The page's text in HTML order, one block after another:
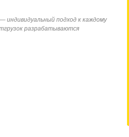
индивидуальный подход к каждому
разрабатываются